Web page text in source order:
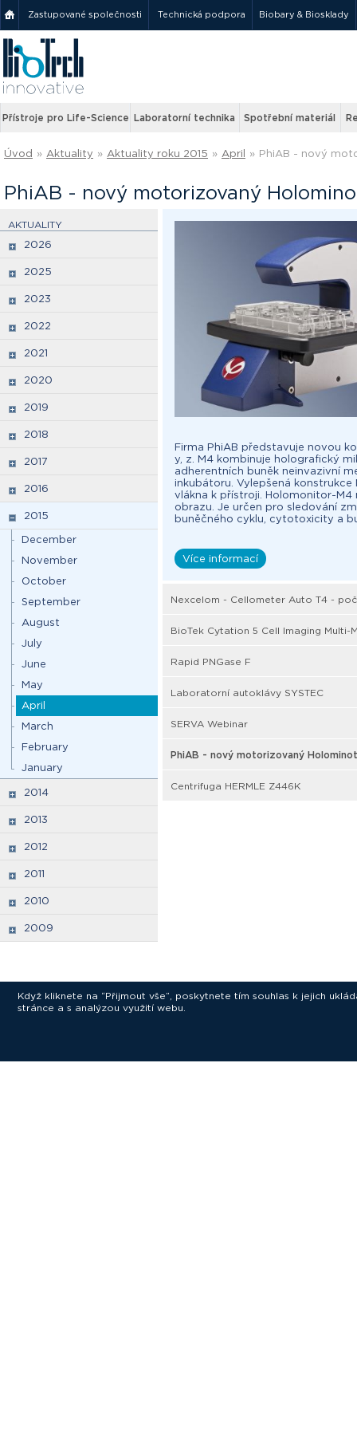
Zastupované společnosti Technická podpora Biobary & Biosklady
Přístroje pro Life-Science Laboratorní technika Spotřební materiál
Úvod » Aktuality » Aktuality roku 2015 » April » PhiAB - nový
PhiAB - nový motorizovaný
AKTUALITY
2026
2025
2023
2022
2021
2020
2019
2018
2017
2016
2015
December
November
October
September
August
July
June
May
April
March
February
January
2014
2013
2012
2011
2010
2009
Firma PhiAB představuje novou
y, z. M4 kombinuje holografický
adherentních buněk neinvazivní
inkubátoru. Vylepšená
vlákna k přístroji. Holomonitor-
obrazu. Je určen pro sledování
buněčného cyklu, cytotoxicity a
Více informací
Nexcelom - Cellometer Auto T4 -
BioTek Cytation 5 Cell Imaging Multi-
Rapid PNGase F
Laboratorní autoklávy SYSTEC
SERVA Webinar
PhiAB - nový motorizovaný
Centrifuga HERMLE Z446K
Když kliknete na “Přijmout vše”, poskytnete tím souhlas k jejich
stránce a s analýzou využití webu.